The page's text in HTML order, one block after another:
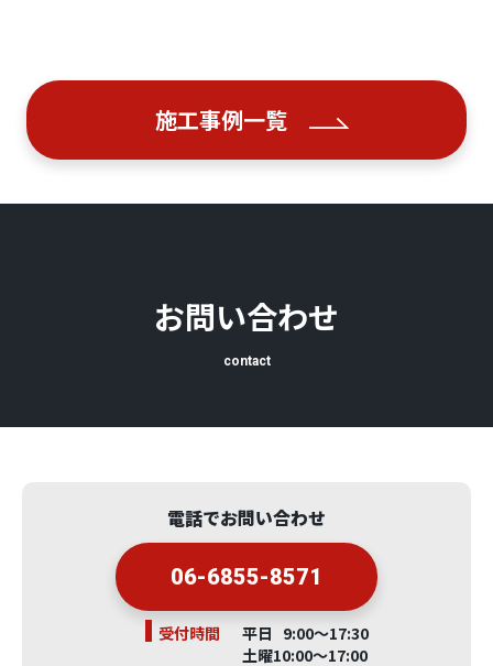
施工事例一覧
お問い合わせ
contact
電話でお問い合わせ
06-6855-8571
受付時間
平日 9:00～17:30
土曜10:00～17:00